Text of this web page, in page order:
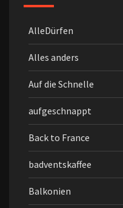
AlleDürfen
Alles anders
Auf die Schnelle
aufgeschnappt
Back to France
badventskaffee
Balkonien